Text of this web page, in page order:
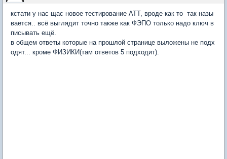
кстати у нас щас новое тестирование АТТ, вроде как то так назы
вается.. всё выглядит точно также как ФЭПО только надо ключ в
писывать ещё.
в общем ответы которые на прошлой странице выложены не подх
одят... кроме ФИЗИКИ(там ответов 5 подходит).